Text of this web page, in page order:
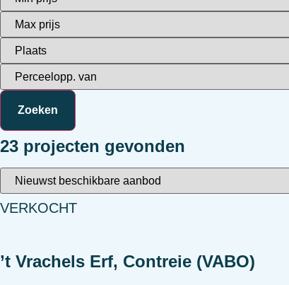
23 projecten gevonden
VERKOCHT
’t Vrachels Erf, Contreie (VABO)